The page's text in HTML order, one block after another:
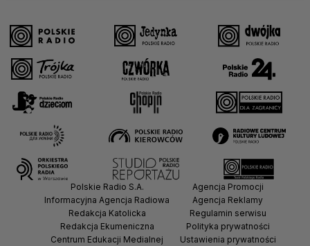
Polskie Radio S.A.
Informacyjna Agencja Radiowa
Redakcja Katolicka
Redakcja Ekumeniczna
Centrum Edukacji Medialnej
Agencja Promocji
Agencja Reklamy
Regulamin serwisu
Polityka prywatności
Ustawienia prywatności